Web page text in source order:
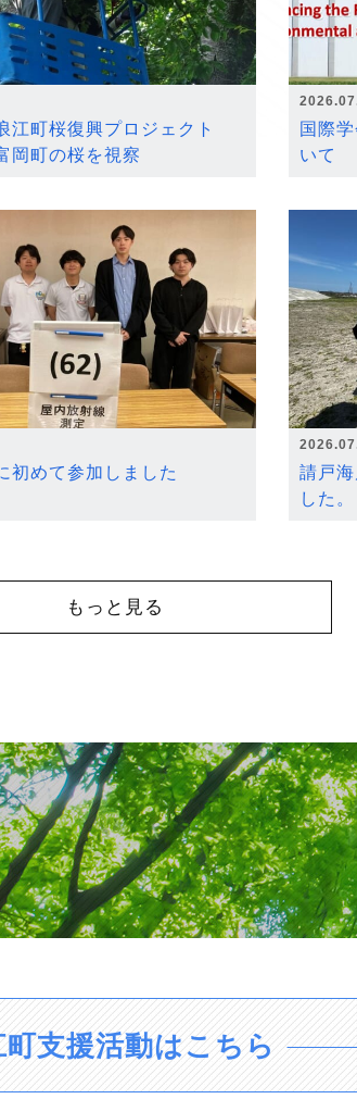
江町桜復興プロジェクト
岡町の桜を視察
国際
いて
初めて参加しました
請戸
した。
もっと見る
町支援活動はこちら